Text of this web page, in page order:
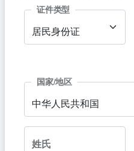
居民身份证
证件类型
中华人民共和国
国家/地区
姓氏